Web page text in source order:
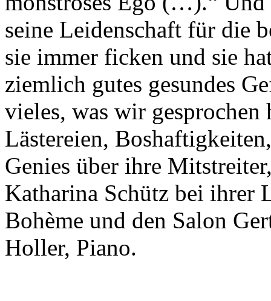
seine Leidenschaft für die
sie immer ficken und sie
ziemlich gutes gesundes
vieles, was wir gesprochen
Lästereien,
Genies über ihre
Katharina Schütz bei ihrer
Bohème und den Salon
Holler, Piano.